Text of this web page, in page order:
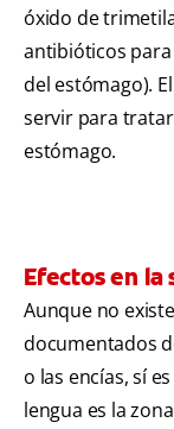
óxido de
antibióticos
del estómago).
servir para
estómago.
Efectos en la
Aunque no
documentados
o las encías, sí
lengua es la